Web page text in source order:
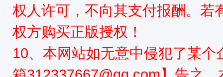
权人许可，不向其支付报酬。若
权方购买正版授权！
10、本网站如无意中侵犯了某